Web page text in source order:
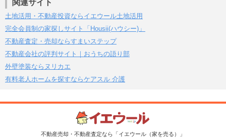
関連サイト
土地活用・不動産投資ならイエウール土地活用
完全会員制の家探しサイト「Housii(ハウシー)」
不動産査定・売却ならすまいステップ
不動産会社の評判サイト｜おうちの語り部
外壁塗装ならヌリカエ
有料老人ホームを探すならケアスル 介護
不動産売却・不動産査定なら「イエウール（家を売る）」